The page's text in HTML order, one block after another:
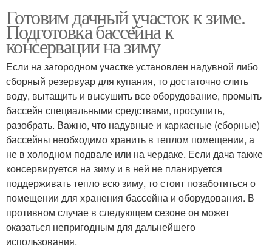
Готовим дачный участок к зиме.
Подготовка бассейна к
консервации на зиму
Если на загородном участке установлен надувной либо
сборный резервуар для купания, то достаточно слить
воду, вытащить и высушить все оборудование, промыть
бассейн специальными средствами, просушить,
разобрать. Важно, что надувные и каркасные (сборные)
бассейны необходимо хранить в теплом помещении, а
не в холодном подвале или на чердаке. Если дача также
консервируется на зиму и в ней не планируется
поддерживать тепло всю зиму, то стоит позаботиться о
помещении для хранения бассейна и оборудования. В
противном случае в следующем сезоне он может
оказаться непригодным для дальнейшего
использования.